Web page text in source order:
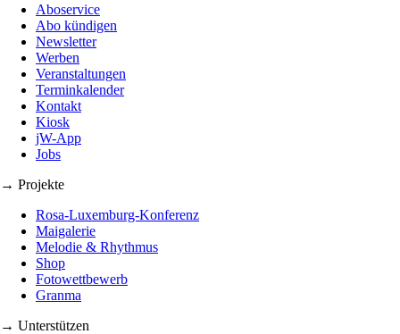
Aboservice
Abo kündigen
Newsletter
Werben
Veranstaltungen
Terminkalender
Kontakt
Kiosk
jW-App
Jobs
→ Projekte
Rosa-Luxemburg-Konferenz
Maigalerie
Melodie & Rhythmus
Shop
Fotowettbewerb
Granma
→ Unterstützen